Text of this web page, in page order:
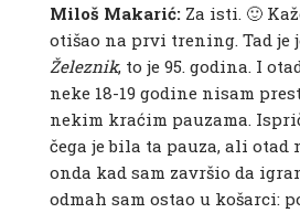
Miloš Makarić:Za isti. 🙂
otišao na prvi trening. Tad je
Železnik, to je 95. godina. I
neke 18-19 godine nisam
nekim kraćim pauzama.
čega je bila ta pauza, ali otad
onda kad sam završio da
odmah sam ostao u košarci: